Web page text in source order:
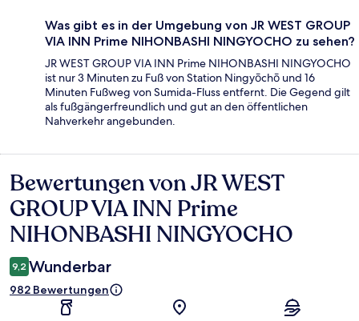
Was gibt es in der Umgebung von JR WEST GROUP
VIA INN Prime NIHONBASHI NINGYOCHO zu sehen?
JR WEST GROUP VIA INN Prime NIHONBASHI NINGYOCHO
ist nur 3 Minuten zu Fuß von Station Ningyōchō und 16
Minuten Fußweg von Sumida-Fluss entfernt. Die Gegend gilt
als fußgängerfreundlich und gut an den öffentlichen
Nahverkehr angebunden.
Bewertungen
Bewertungen von JR WEST
GROUP VIA INN Prime
NIHONBASHI NINGYOCHO
9,2 Wunderbar
982 Bewertungen